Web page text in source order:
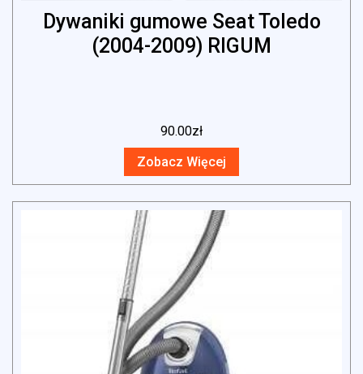
Dywaniki gumowe Seat Toledo
(2004-2009) RIGUM
90.00zł
Zobacz Więcej